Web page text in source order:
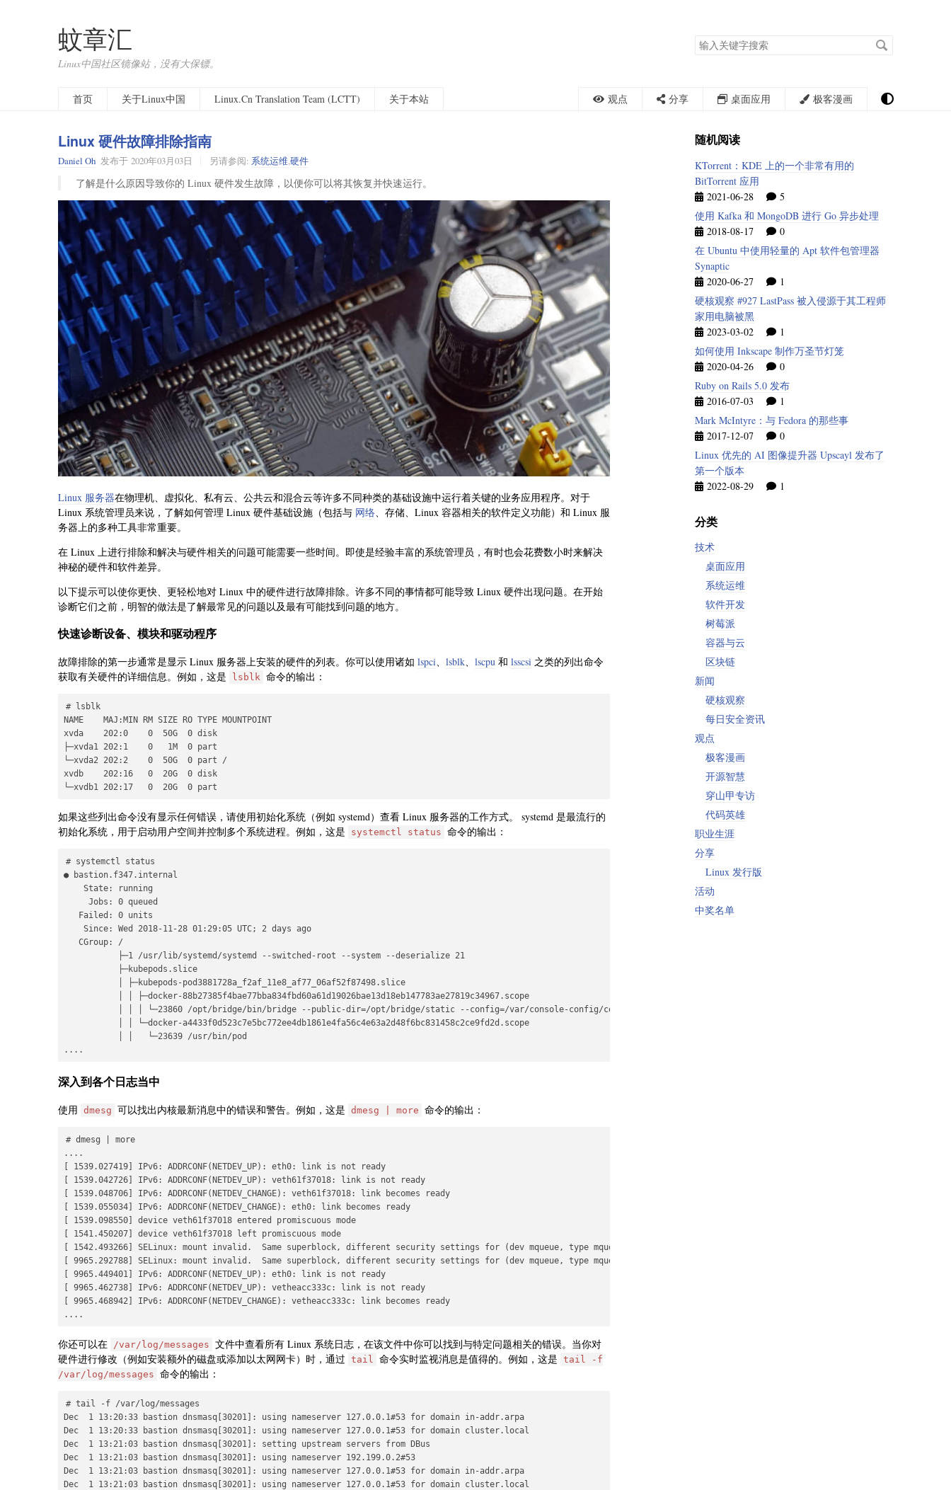
蚊章汇
Linux中国社区镜像站，没有大保镖。
搜
索
首页
关于Linux中国 Linux.Cn Translation Team (LCTT) 关于本站 观点 分享 桌面应用 极客漫画
Linux 硬件故障排除指南
Daniel Oh 发布于 2020年03月03日 另请参阅: 系统运维,硬件
了解是什么原因导致你的 Linux 硬件发生故障，以便你可以将其恢复并快速运行。
Linux 服务器在物理机、虚拟化、私有云、公共云和混合云等许多不同种类的基础设施中运行着关键的业务应用程序。对于
Linux 系统管理员来说，了解如何管理 Linux 硬件基础设施（包括与 网络、存储、Linux 容器相关的软件定义功能）和 Linux 服
务器上的多种工具非常重要。
在 Linux 上进行排除和解决与硬件相关的问题可能需要一些时间。即使是经验丰富的系统管理员，有时也会花费数小时来解决
神秘的硬件和软件差异。
以下提示可以使你更快、更轻松地对 Linux 中的硬件进行故障排除。许多不同的事情都可能导致 Linux 硬件出现问题。在开始
诊断它们之前，明智的做法是了解最常见的问题以及最有可能找到问题的地方。
快速诊断设备、模块和驱动程序
故障排除的第一步通常是显示 Linux 服务器上安装的硬件的列表。你可以使用诸如 lspci lsblk lscpu 和 lsscsi 之类的列出命令
获取有关硬件的详细信息。例如，这是
lsblk 命令的输出：
# lsblk
NAME    MAJ:MIN RM SIZE RO TYPE MOUNTPOINT
xvda    202:0    0  50G  0 disk
├─xvda1 202:1    0   1M  0 part
└─xvda2 202:2    0  50G  0 part /
xvdb    202:16   0  20G  0 disk
└─xvdb1 202:17   0  20G  0 part
如果这些列出命令没有显示任何错误，请使用初始化系统（例如 systemd）查看 Linux 服务器的工作方式。 systemd 是最流行的
初始化系统，用于启动用户空间并控制多个系统进程。例如，这是
systemctl status 命令的输出：
# systemctl status
● bastion.f347.internal
    State: running
     Jobs: 0 queued
   Failed: 0 units
    Since: Wed 2018-11-28 01:29:05 UTC; 2 days ago
   CGroup: /
           ├─1 /usr/lib/systemd/systemd --switched-root --system --deserialize 21
           ├─kubepods.slice
           │ ├─kubepods-pod3881728a_f2af_11e8_af77_06af52f87498.slice
           │ │ ├─docker-88b27385f4bae77bba834fbd60a61d19026bae13d18eb147783ae27819c34967.scope
           │ │ │ └─23860 /opt/bridge/bin/bridge --public-dir=/opt/bridge/static --config=/var/console-config/console-c
           │ │ └─docker-a4433f0d523c7e5bc772ee4db1861e4fa56c4e63a2d48f6bc831458c2ce9fd2d.scope
           │ │   └─23639 /usr/bin/pod
....
深入到各个日志当中
使用 dmesg 可以找出内核最新消息中的错误和警告。例如，这是 dmesg | more 命令的输出：
# dmesg | more
....
[ 1539.027419] IPv6: ADDRCONF(NETDEV_UP): eth0: link is not ready
[ 1539.042726] IPv6: ADDRCONF(NETDEV_UP): veth61f37018: link is not ready
[ 1539.048706] IPv6: ADDRCONF(NETDEV_CHANGE): veth61f37018: link becomes ready
[ 1539.055034] IPv6: ADDRCONF(NETDEV_CHANGE): eth0: link becomes ready
[ 1539.098550] device veth61f37018 entered promiscuous mode
[ 1541.450207] device veth61f37018 left promiscuous mode
[ 1542.493266] SELinux: mount invalid.  Same superblock, different security settings for (dev mqueue, type mqueue)
[ 9965.292788] SELinux: mount invalid.  Same superblock, different security settings for (dev mqueue, type mqueue)
[ 9965.449401] IPv6: ADDRCONF(NETDEV_UP): eth0: link is not ready
[ 9965.462738] IPv6: ADDRCONF(NETDEV_UP): vetheacc333c: link is not ready
[ 9965.468942] IPv6: ADDRCONF(NETDEV_CHANGE): vetheacc333c: link becomes ready
....
你还可以在 /var/log/messages 文件中查看所有 Linux 系统日志，在该文件中你可以找到与特定问题相关的错误。当你对
硬件进行修改（例如安装额外的磁盘或添加以太网网卡）时，通过 tail 命令实时监视消息是值得的。例如，这是 tail -f
/var/log/messages 命令的输出：
# tail -f /var/log/messages
Dec  1 13:20:33 bastion dnsmasq[30201]: using nameserver 127.0.0.1#53 for domain in-addr.arpa
Dec  1 13:20:33 bastion dnsmasq[30201]: using nameserver 127.0.0.1#53 for domain cluster.local
Dec  1 13:21:03 bastion dnsmasq[30201]: setting upstream servers from DBus
Dec  1 13:21:03 bastion dnsmasq[30201]: using nameserver 192.199.0.2#53
Dec  1 13:21:03 bastion dnsmasq[30201]: using nameserver 127.0.0.1#53 for domain in-addr.arpa
Dec  1 13:21:03 bastion dnsmasq[30201]: using nameserver 127.0.0.1#53 for domain cluster.local
随机阅读
KTorrent：KDE 上的一个非常有用的
BitTorrent 应用
2021-06-28
5
使用 Kafka 和 MongoDB 进行 Go 异步处理
2018-08-17
0
在 Ubuntu 中使用轻量的 Apt 软件包管理器
Synaptic
2020-06-27
1
硬核观察 #927 LastPass 被入侵源于其工程师
家用电脑被黑
2023-03-02
1
如何使用 Inkscape 制作万圣节灯笼
2020-04-26
0
Ruby on Rails 5.0 发布
2016-07-03
1
Mark McIntyre：与 Fedora 的那些事
2017-12-07
0
Linux 优先的 AI 图像提升器 Upscayl 发布了
第一个版本
2022-08-29
1
分类
技术
桌面应用
系统运维
软件开发
树莓派
容器与云
区块链
新闻
硬核观察
每日安全资讯
观点
极客漫画
开源智慧
穿山甲专访
代码英雄
职业生涯
分享
Linux 发行版
活动
中奖名单